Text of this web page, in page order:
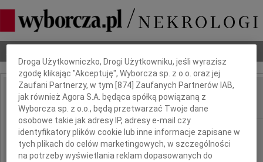
IMIĘ I NAZWISKO: Andrzej Cedro
REGION: Warszawa
DATA EMISJI: 23.07.2009
Dbamy o Twoją prywatność
Droga Użytkowniczko, Drogi Użytkowniku, jeśli wyrazisz
zgodę klikając "Akceptuję", Wyborcza sp. z o.o. oraz jej
Zaufani Partnerzy, w tym [874 ] Zaufanych Partnerów IAB,
jak również Agora S.A. będąca spółką powiązaną z
Wyborcza sp. z o.o., będą przetwarzać Twoje dane
osobowe takie jak adresy IP, adresy e-mail czy
identyfikatory plików cookie lub inne informacje zapisane w
tych plikach do celów marketingowych, w szczególności
na potrzeby wyświetlania reklam dopasowanych do